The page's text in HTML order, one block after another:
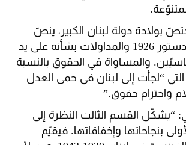
بولادة دولة لبنان الكبير، ينصّ
أيضًا على وضع دستور 1926 والمداولات بشأنه على يد
والمساواة في الحقوق بالنسبة
“لجأت إلى لبنان في حمى العدل
واحترام حقوق.”
“يشكّل القسم الثالث النظرة إلى
بنجاحاتها وإخفاقاتها. فيقيّم